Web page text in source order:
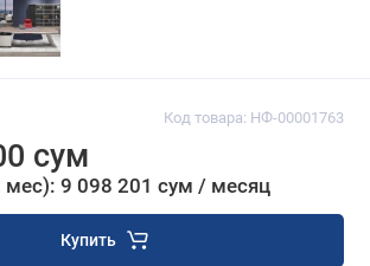
Код товара: НФ-00001763
сум
мес): 9 098 201 сум / месяц
Купить